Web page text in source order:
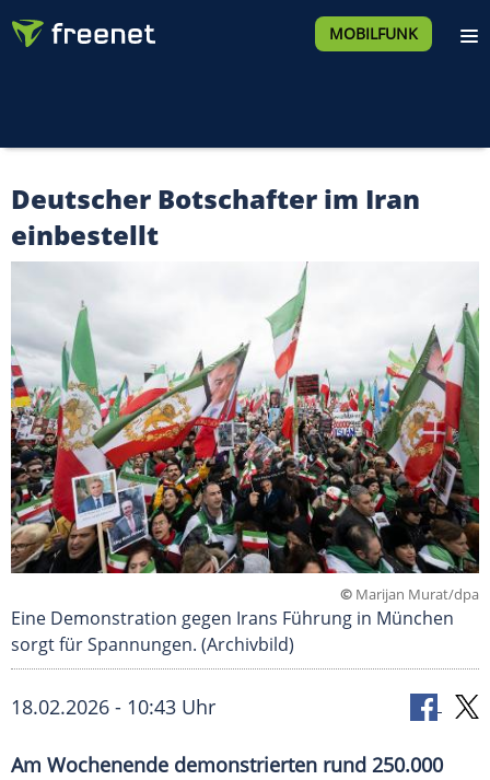
MOBILFUNK
Deutscher Botschafter im Iran
einbestellt
© Marijan Murat/dpa
Eine Demonstration gegen Irans Führung in München
sorgt für Spannungen. (Archivbild)
18.02.2026 - 10:43 Uhr
Am Wochenende demonstrierten rund 250.000